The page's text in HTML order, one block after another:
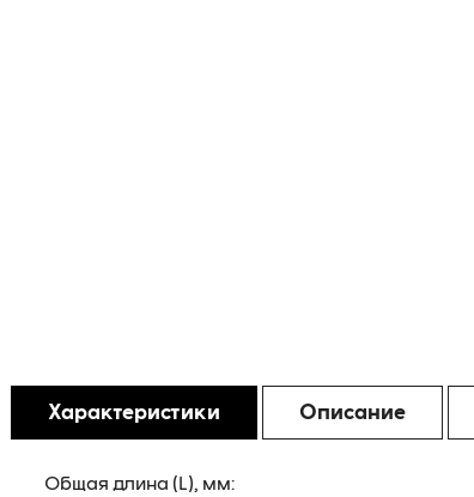
Характеристики Описание
Общая длина (L), мм: